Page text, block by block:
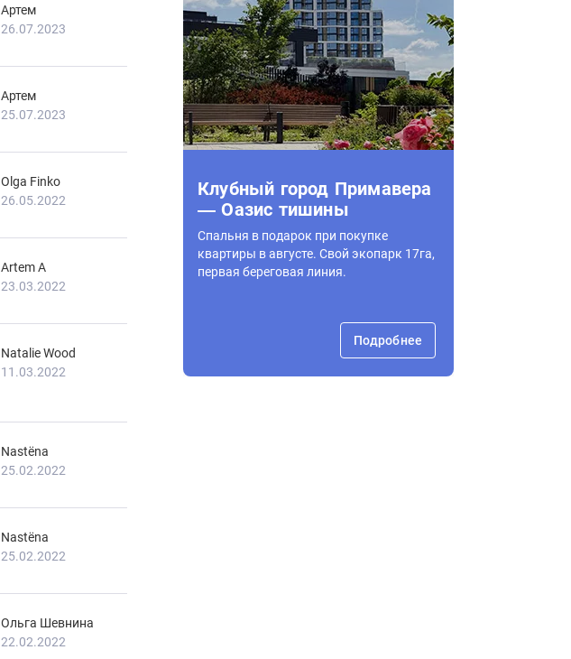
Клубный город Примавера
— Оазис тишины
Спальня в подарок при покупке
квартиры в августе. Свой экопарк 17га,
первая береговая линия.
Подробнее
Артем
26.07.2023
Артем
25.07.2023
Olga Finko
26.05.2022
Artem A
23.03.2022
Natalie Wood
11.03.2022
Nastёna
25.02.2022
Nastёna
25.02.2022
Ольга Шевнина
22.02.2022